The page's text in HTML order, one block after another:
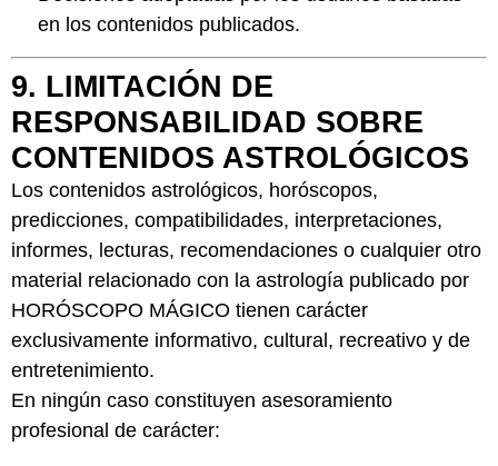
en los contenidos publicados.
9. LIMITACIÓN DE
RESPONSABILIDAD SOBRE
CONTENIDOS ASTROLÓGICOS
Los contenidos astrológicos, horóscopos,
predicciones, compatibilidades, interpretaciones,
informes, lecturas, recomendaciones o cualquier otro
material relacionado con la astrología publicado por
HORÓSCOPO MÁGICO tienen carácter
exclusivamente informativo, cultural, recreativo y de
entretenimiento.
En ningún caso constituyen asesoramiento
profesional de carácter: